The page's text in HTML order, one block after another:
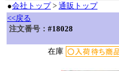
●会社トップ> 通販トップ
<<戻る
注文番号： #18028
在庫